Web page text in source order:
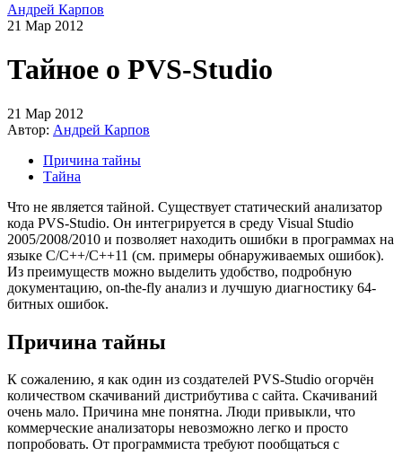
Андрей Карпов
21 Мар 2012
Тайное о PVS-Studio
21 Мар 2012
Автор: Андрей Карпов
Причина тайны
Тайна
Что не является тайной. Существует статический анализатор
кода PVS-Studio. Он интегрируется в среду Visual Studio
2005/2008/2010 и позволяет находить ошибки в программах на
языке C/C++/C++11 (см. примеры обнаруживаемых ошибок).
Из преимуществ можно выделить удобство, подробную
документацию, on-the-fly анализ и лучшую диагностику 64-
битных ошибок.
Причина тайны
К сожалению, я как один из создателей PVS-Studio огорчён
количеством скачиваний дистрибутива с сайта. Скачиваний
очень мало. Причина мне понятна. Люди привыкли, что
коммерческие анализаторы невозможно легко и просто
попробовать. От программиста требуют пообщаться с